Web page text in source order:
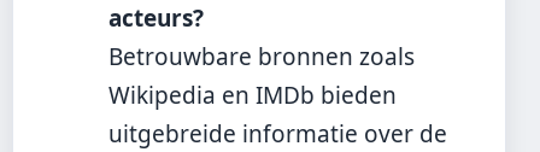
acteurs?
Betrouwbare bronnen zoals
Wikipedia en IMDb bieden
uitgebreide informatie over de